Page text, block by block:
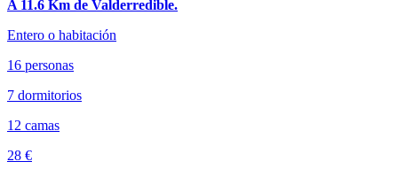
A 11.6 Km de Valderredible.
Entero o habitación
16 personas
7 dormitorios
12 camas
28 €